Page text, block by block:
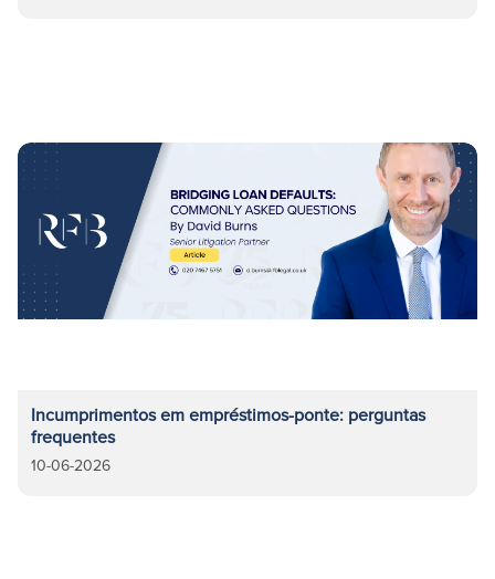
Incumprimentos em empréstimos-ponte: perguntas
frequentes
10-06-2026